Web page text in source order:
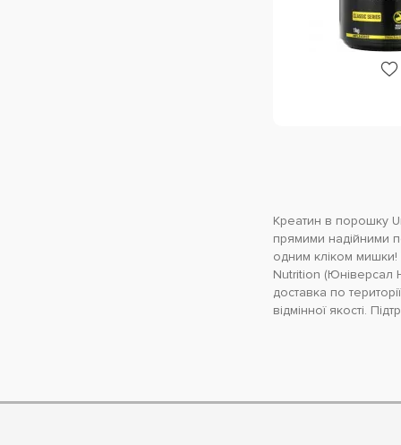
Креатин в порошку
прямими надійними
одним кліком
Nutrition (Юніверсал
доставка по
відмінної якості.